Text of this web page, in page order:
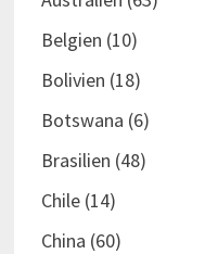
Belgien (10)
Bolivien (18)
Botswana (6)
Brasilien (48)
Chile(14)
China (60)